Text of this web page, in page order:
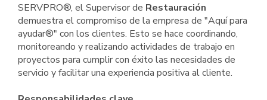
SERVPRO®, el Supervisor de Restauración
demuestra el compromiso de la empresa de "Aquí para
ayudar®" con los clientes. Esto se hace coordinando,
monitoreando y realizando actividades de trabajo en
proyectos para cumplir con éxito las necesidades de
servicio y facilitar una experiencia positiva al cliente.